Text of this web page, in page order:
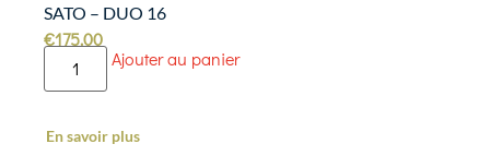
SATO – DUO 16
€175.00
Ajouter au panier
En savoir plus